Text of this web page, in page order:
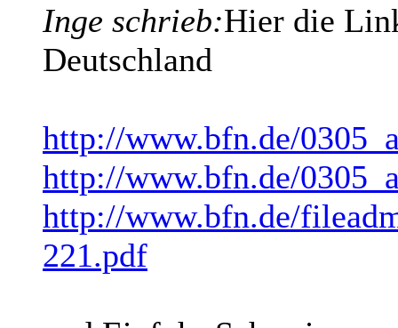
Inge schrieb:Hier die
Deutschland
http://www.bfn.de/
http://www.bfn.de/
http://www.bfn.de/
221.pdf